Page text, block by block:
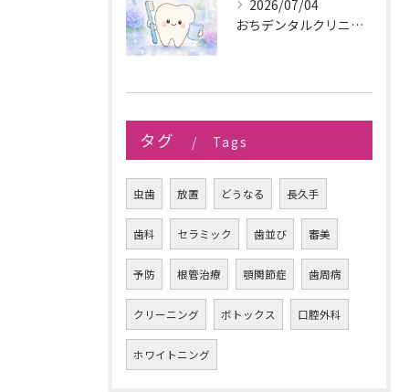
2026/07/04
おちデンタルクリニック長久手です。
タグ Tags
虫歯 放置 どうなる 長久手
歯科 セラミック 歯並び 審美
予防 根管治療 顎関節症 歯周病
クリーニング ボトックス 口腔外科
ホワイトニング